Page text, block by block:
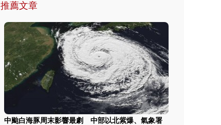
推薦文章
中颱白海豚周末影響最劇 中部以北紫爆、氣象署